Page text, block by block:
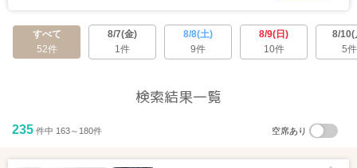
すべて
52件
8/7(金)
1件
8/8(土)
9件
8/9(日)
10件
8/10(
5件
検索結果一覧
235 件中 163～180件 空席あり